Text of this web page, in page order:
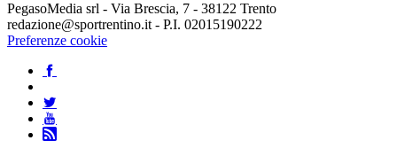
PegasoMedia srl - Via Brescia, 7 - 38122 Trento
redazione@sportrentino.it - P.I. 02015190222
Preferenze cookie